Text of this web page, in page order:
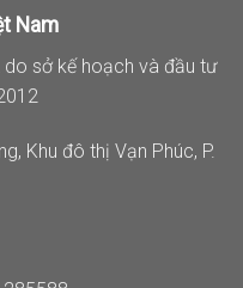
Nam
sở kế hoạch và đầu tư
Khu đô thị Vạn Phúc, P.